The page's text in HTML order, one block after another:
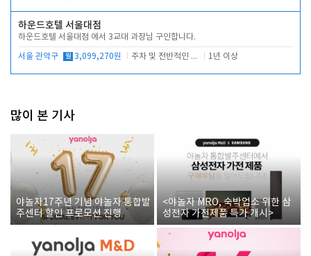
하운드호텔 서울대점
하운드호텔 서울대점 에서 3교대 과장님 구인합니다.
서울 관악구 월 3,099,270원 주차 및 전반적인 당번업무 1년 이상
많이 본 기사
야놀자17주년 기념 야놀자 통합발
주센터 할인 프로모션 진행
<야놀자 MRO, 숙박업소 위한 삼
성전자 가전제품 특가 개시>